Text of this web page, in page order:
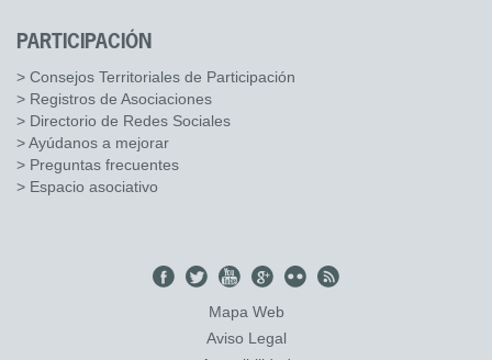
PARTICIPACIÓN
> Consejos Territoriales de Participación
> Registros de Asociaciones
> Directorio de Redes Sociales
> Ayúdanos a mejorar
> Preguntas frecuentes
> Espacio asociativo
Mapa Web
Aviso Legal